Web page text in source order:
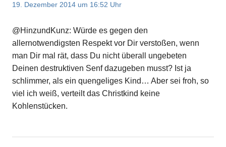
19. Dezember 2014 um 16:52 Uhr
@HinzundKunz: Würde es gegen den
allernotwendigsten Respekt vor Dir verstoßen, wenn
man Dir mal rät, dass Du nicht überall ungebeten
Deinen destruktiven Senf dazugeben musst? Ist ja
schlimmer, als ein quengeliges Kind… Aber sei froh, so
viel ich weiß, verteilt das Christkind keine
Kohlenstücken.